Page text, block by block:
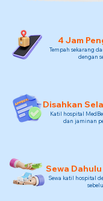
4 Jam
Tempah sekarang
dengan
Disahkan
Katil hospital
dan jaminan
Sewa
Sewa katil hospital